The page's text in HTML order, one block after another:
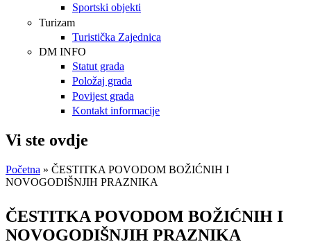
Sportski objekti
Turizam
Turistička Zajednica
DM INFO
Statut grada
Položaj grada
Povijest grada
Kontakt informacije
Vi ste ovdje
Početna » ČESTITKA POVODOM BOŽIĆNIH I
NOVOGODIŠNJIH PRAZNIKA
ČESTITKA POVODOM BOŽIĆNIH I
NOVOGODIŠNJIH PRAZNIKA